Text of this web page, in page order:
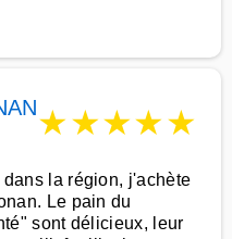
★★★★★
la région, j'achète
Le pain du
sont délicieux, leur